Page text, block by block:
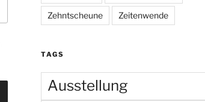
Zehntscheune Zeitenwende
TAGS
Ausstellung